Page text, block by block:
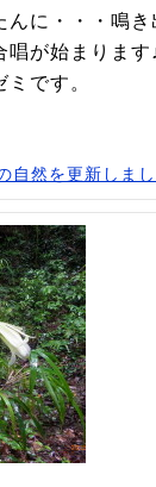
に・・・鳴き
唱が始まります
です。
自然を更新しま